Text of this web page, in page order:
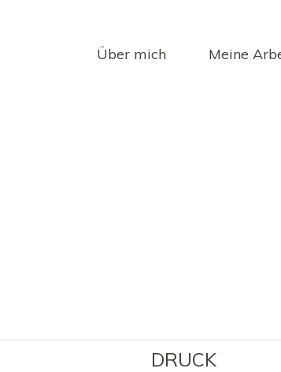
Über mich Meine
DRUCK